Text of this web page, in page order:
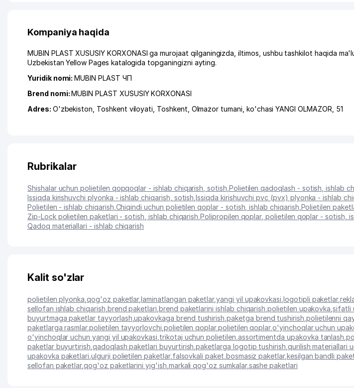
Kompaniya haqida
MUBIN PLAST XUSUSIY KORXONASI ga murojaat qilganingizda, iltimos, ushbu tashkilot haqida
Uzbekistan Yellow Pages katalogida topganingizni ayting.
Yuridik nomi:MUBIN PLAST ЧП
Brend nomi:MUBIN PLAST XUSUSIY KORXONASI
Adres: O'zbekiston, Toshkent viloyati Toshkent Olmazor tumani ko'chasi YANGI OLMAZOR , 51
Rubrikalar
Shishalar uchun polietilen qopqoqlar - ishlab chiqarish, sotish Polietilen qadoqlash - sotish, ishlab
Issiqda kirishuvchi plyonka - ishlab chiqarish, sotish ,Issiqda kirishuvchi pvc (pvx) plyonka - ishlab
Polietilen - ishlab chiqarish Chiqindi uchun polietilen qoplar - sotish, ishlab chiqarish Polietilen
Zip-Lock polietilen paketlari - sotish, ishlab chiqarish ,Polipropilen qoplar, polietilen qoplar - sotish,
Qadoq materiallari - ishlab chiqarish
Kalit so'zlar
polietilen plyonka ,qog'oz paketlar,laminatlangan paketlar,yangi yil upakovkasi ,logotipli paketlar,
sellofan ishlab chiqarish brend paketlari brend paketlarini ishlab chiqarish ,polietilen upakovka ,sifatli
buyurtmaga paketlar tayyorlash ,upakovkaga brend tushirish ,paketga brend tushirish polietilenni
paketlarga rasmlar,polietilen tayyorlovchi polietilen qoplar,polietilen qoplar,o'yinchoqlar uchun
o'yinchoqlar uchun yangi yil upakovkasi trikotaj uchun polietilen assortimentda upakovka tanlash ,
paketlar buyurtirish qadoqlash paketlari buyurtirish ,paketlarga logotip tushirish qurilish materiallari
upakovka paketlari ,ulgurji polietilen paketlar, falsovkali paket bosmasiz paketlar,kesilgan bandli
sellofan paketlar,qog'oz paketlarini yig'ish markali qog'oz sumkalar,sashe paketlari